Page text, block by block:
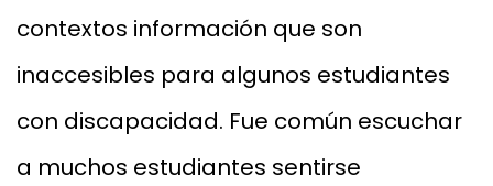
contextos información que son
inaccesibles para algunos estudiantes
con discapacidad. Fue común escuchar
a muchos estudiantes sentirse